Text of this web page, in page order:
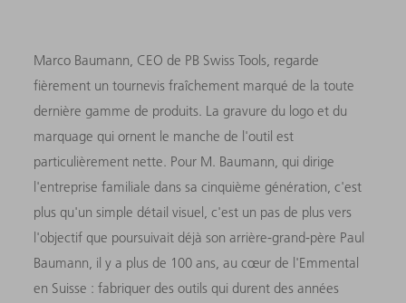
Marco Baumann, CEO de PB Swiss Tools, regarde
fièrement un tournevis fraîchement marqué de la toute
dernière gamme de produits. La gravure du logo et du
marquage qui ornent le manche de l'outil est
particulièrement nette. Pour M. Baumann, qui dirige
l'entreprise familiale dans sa cinquième génération, c'est
plus qu'un simple détail visuel, c'est un pas de plus vers
l'objectif que poursuivait déjà son arrière-grand-père Paul
Baumann, il y a plus de 100 ans, au cœur de l'Emmental
en Suisse : fabriquer des outils qui durent des années